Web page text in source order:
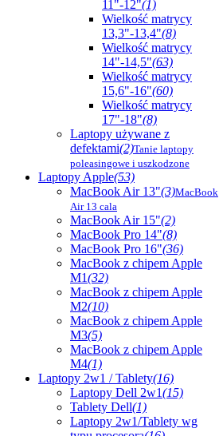
11"-12"(1)
Wielkość matrycy
13,3"-13,4"(8)
Wielkość matrycy
14"-14,5"(63)
Wielkość matrycy
15,6"-16"(60)
Wielkość matrycy
17"-18"(8)
Laptopy używane z
defektami(2)Tanie laptopy
poleasingowe i uszkodzone
Laptopy Apple(53)
MacBook Air 13"(3)MacBook
Air 13 cala
MacBook Air 15"(2)
MacBook Pro 14"(8)
MacBook Pro 16"(36)
MacBook z chipem Apple
M1(32)
MacBook z chipem Apple
M2(10)
MacBook z chipem Apple
M3(5)
MacBook z chipem Apple
M4(1)
Laptopy 2w1 / Tablety(16)
Laptopy Dell 2w1(15)
Tablety Dell(1)
Laptopy 2w1/Tablety wg